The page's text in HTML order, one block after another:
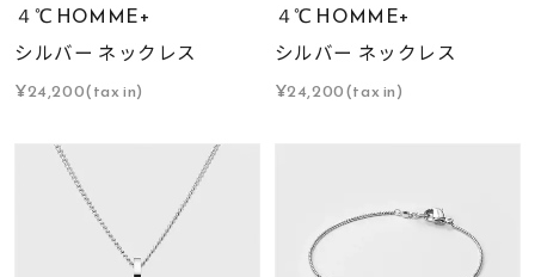
４℃ HOMME+
シルバー ネックレス
¥24,200(tax in)
４℃ HOMME+
シルバー ネックレス
¥24,200(tax in)